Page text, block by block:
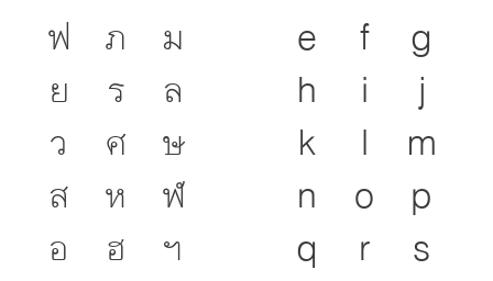
ฟ
ภ
ม
ย
ร
ล
ว
ศ
ษ
ส
ห
ฬ
อ
ฮ
ฯ
e
f
g
h
i
j
k
l
m
n
o
p
q
r
s